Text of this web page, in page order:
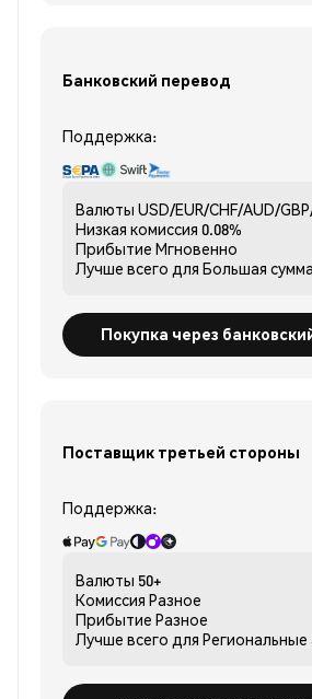
Банковский перевод
Поддержка:
Валюты USD/EUR/CHF/AUD/
Низкая комиссия 0.08%
Прибытие Мгновенно
Лучше всего для Большая сумма
Покупка через
Поставщик третьей стороны
Поддержка:
Валюты 50+
Комиссия Разное
Прибытие Разное
Лучше всего для Региональные